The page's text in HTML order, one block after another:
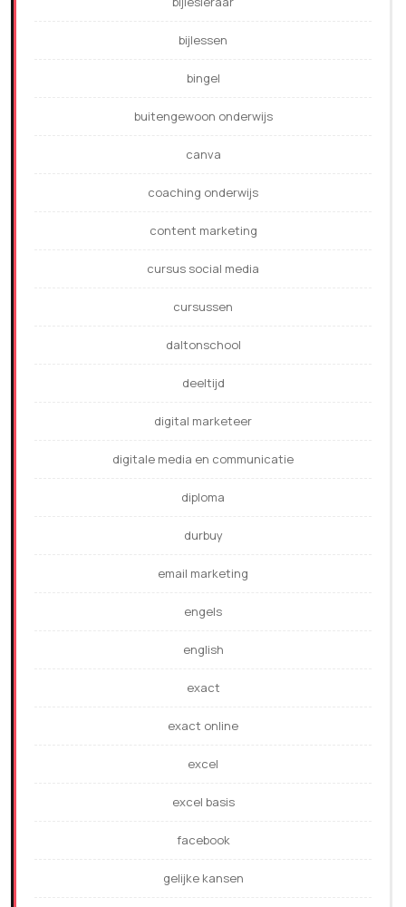
bijlessen
bingel
buitengewoon onderwijs
canva
coaching onderwijs
content marketing
cursus social media
cursussen
daltonschool
deeltijd
digital marketeer
digitale media en communicatie
diploma
durbuy
email marketing
engels
english
exact
exact online
excel
excel basis
facebook
gelijke kansen